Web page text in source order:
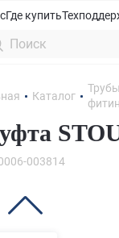
Где купить
Каталог
003814